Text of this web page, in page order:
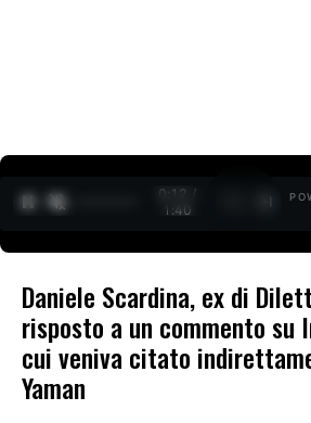
0:12 /
1:40
Daniele Scardina, ex di
risposto a un commento su
cui veniva citato
Yaman